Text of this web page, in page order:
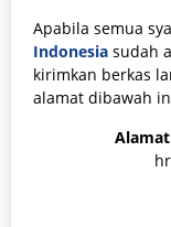
Apabila semua
Indonesia sudah
kirimkan berkas
alamat dibawah